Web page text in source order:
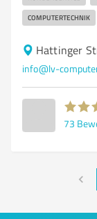
COMPUTERTECHNIK
Hattinger
info@lv-
73